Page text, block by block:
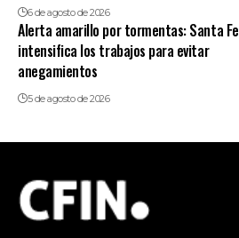
6 de agosto de 2026
Alerta amarillo por tormentas: Santa Fe
intensifica los trabajos para evitar
anegamientos
5 de agosto de 2026